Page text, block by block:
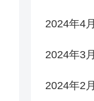
2024年4月
2024年3月
2024年2月